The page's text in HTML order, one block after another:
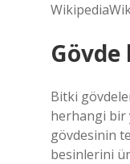
Bitki
herhangi bir
gövdesinin
besinlerini